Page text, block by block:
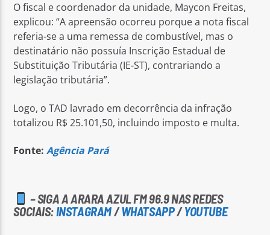
O fiscal e coordenador da unidade, Maycon Freitas,
explicou: “A apreensão ocorreu porque a nota fiscal
referia-se a uma remessa de combustível, mas o
destinatário não possuía Inscrição Estadual de
Substituição Tributária (IE-ST), contrariando a
legislação tributária”.
Logo, o TAD lavrado em decorrência da infração
totalizou R$ 25.101,50, incluindo imposto e multa.
Fonte: Agência Pará
– SIGA A ARARA AZUL FM 96.9 NAS REDES
SOCIAIS: INSTAGRAM/WHATSAPP/YOUTUBE